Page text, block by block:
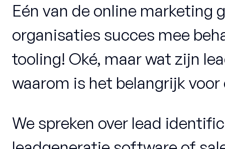
Eén van de online marketing
organisaties succes mee
tooling! Oké, maar wat zijn
waarom is het belangrijk
We spreken over lead